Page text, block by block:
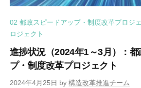
02 都政スピードアップ・制度改革プロジ
ロジェクト
進捗状況（2024年1～3月）：
プ・制度改革プロジェクト
2024年4月25日 by 構造改革推進チーム